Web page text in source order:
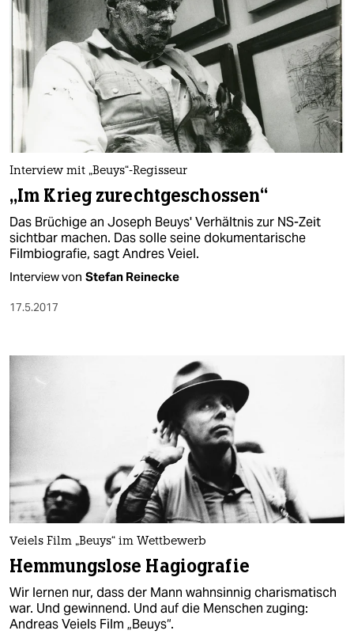
Interview mit „Beuys“-Regisseur
„Im Krieg zurechtgeschossen“
Das Brüchige an Joseph Beuys' Verhältnis zur NS-Zeit
sichtbar machen. Das solle seine dokumentarische
Filmbiografie, sagt Andres Veiel.
Interview von Stefan Reinecke
17.5.2017
Veiels Film „Beuys“ im Wettbewerb
Hemmungslose Hagiografie
Wir lernen nur, dass der Mann wahnsinnig charismatisch
war. Und gewinnend. Und auf die Menschen zuging:
Andreas Veiels Film „Beuys“.